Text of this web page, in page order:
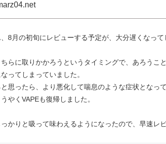
8月の初旬にレビューする予定が、大分遅くなって
らに取りかかろうというタイミングで、あろうこ
ってしまっていました。
思ったら、より悪化して喘息のような症状となっ
やくVAPEも復帰しました。
かりと吸って味わえるようになったので、早速レ